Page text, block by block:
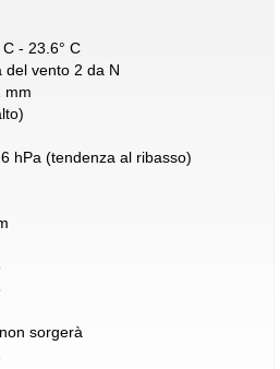
C - 23.6° C
del vento 2 da N
mm
hPa (tendenza al ribasso)
sorgerà